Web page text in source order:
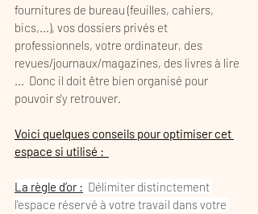
fournitures de bureau (feuilles, cahiers,
bics,...), vos dossiers privés et
professionnels, votre ordinateur, des
revues/journaux/magazines, des livres à lire
...  Donc il doit être bien organisé pour
pouvoir s'y retrouver.
Voici quelques conseils pour optimiser cet
espace si utilisé :
La règle d’or :
  Délimiter distinctement
l'espace réservé à votre travail dans votre